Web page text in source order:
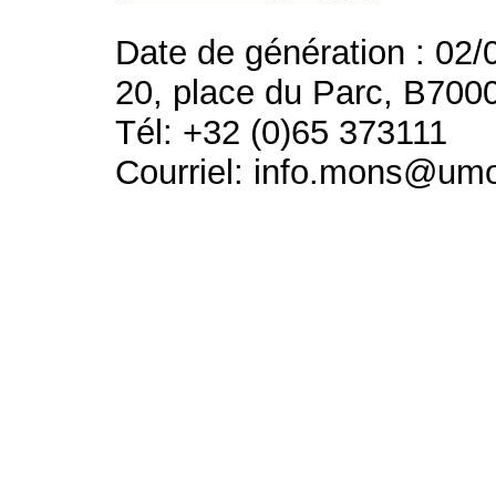
Date de génération : 02/
20, place du Parc,
Tél: +32 (0)65 373111
Courriel: